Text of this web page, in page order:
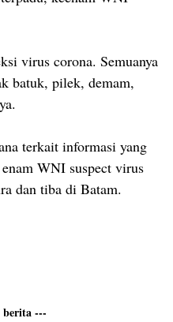
virus corona. Semuanya
batuk, pilek, demam,
terkait informasi yang
WNI suspect virus
dan tiba di Batam.
---